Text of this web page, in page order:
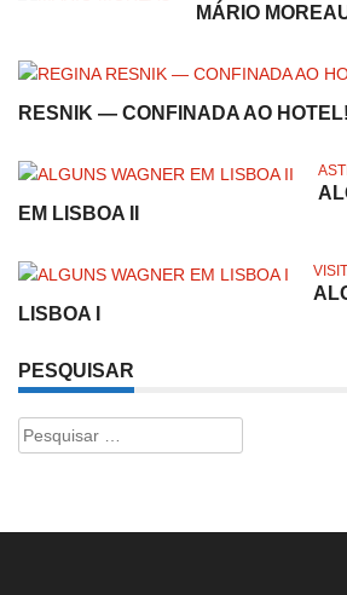
MÁRIO
RESNIK — CONFINADA AO HOTEL!
EM LISBOA II
LISBOA I
PESQUISAR
Pesquisar
por: